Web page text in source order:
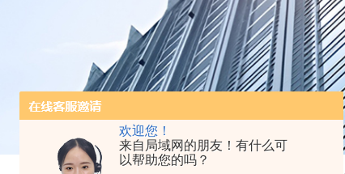
欢迎您！
来自局域网的朋友！有什么可
以帮助您的吗？